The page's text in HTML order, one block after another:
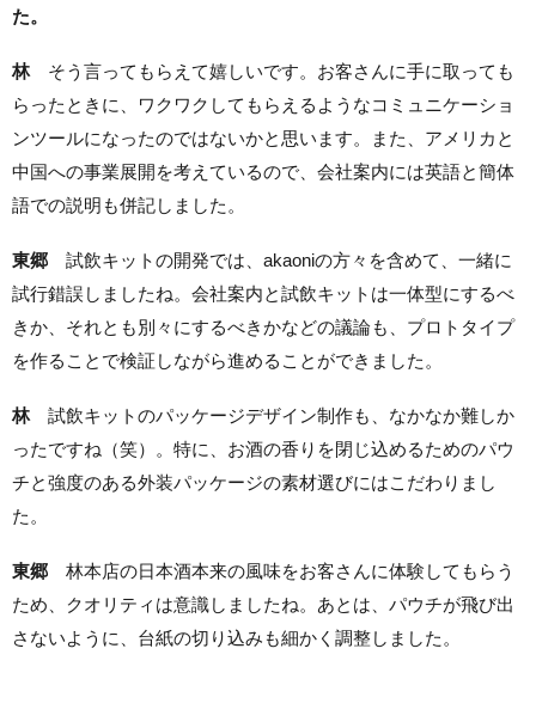
た。
林そう言ってもらえて嬉しいです。お客さんに手に取っても
らったときに、ワクワクしてもらえるようなコミュニケーショ
ンツールになったのではないかと思います。また、アメリカと
中国への事業展開を考えているので、会社案内には英語と簡体
語での説明も併記しました。
東郷 試飲キットの開発では、akaoniの方々を含めて、一緒に
試行錯誤しましたね。会社案内と試飲キットは一体型にするべ
きか、それとも別々にするべきかなどの議論も、プロトタイプ
を作ることで検証しながら進めることができました。
林試飲キットのパッケージデザイン制作も、なかなか難しか
ったですね（笑）。特に、お酒の香りを閉じ込めるためのパウ
チと強度のある外装パッケージの素材選びにはこだわりまし
た。
東郷 林本店の日本酒本来の風味をお客さんに体験してもらう
ため、クオリティは意識しましたね。あとは、パウチが飛び出
さないように、台紙の切り込みも細かく調整しました。